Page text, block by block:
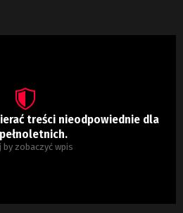
treści nieodpowiednie dla
by zobaczyć wpis